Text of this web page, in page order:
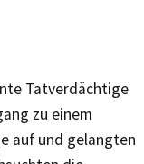
Tatverdächtige
zu einem
auf und gelangten